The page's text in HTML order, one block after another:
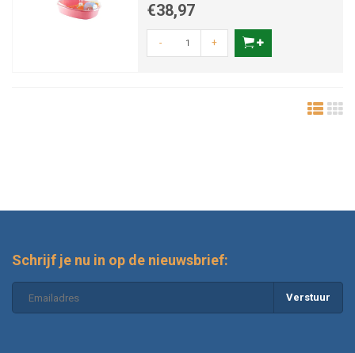
€38,97
- +
Schrijf je nu in op de nieuwsbrief:
Verstuur